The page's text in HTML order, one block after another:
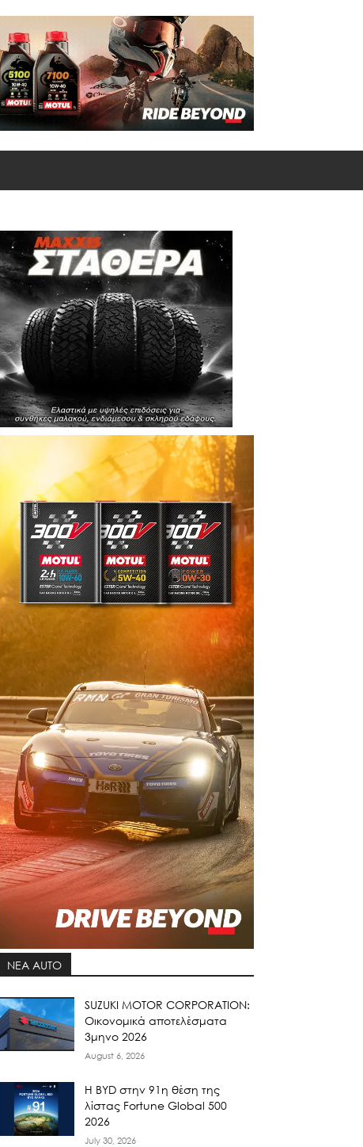
ΝΕΑ AUTO
SUZUKI MOTOR CORPORATION:
Οικονομικά αποτελέσματα
3μηνο 2026
August 6, 2026
Η BYD στην 91η θέση της
λίστας Fortune Global 500
2026
July 30, 2026